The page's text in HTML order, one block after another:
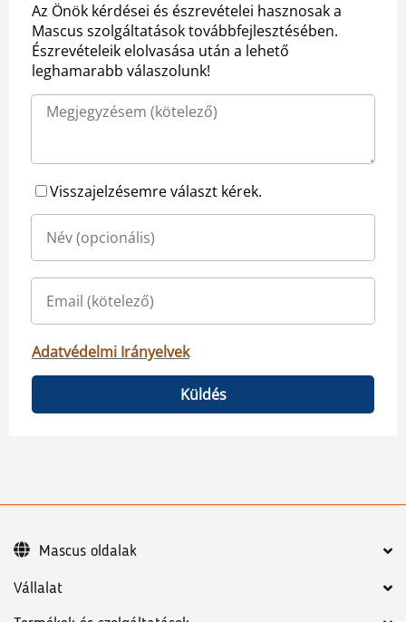
Az Önök kérdései és észrevételei hasznosak a
Mascus szolgáltatások továbbfejlesztésében.
Észrevételeik elolvasása után a lehető
leghamarabb válaszolunk!
Visszajelzésemre választ kérek.
Adatvédelmi Irányelvek
Küldés
Vállalat
Mascus oldalak